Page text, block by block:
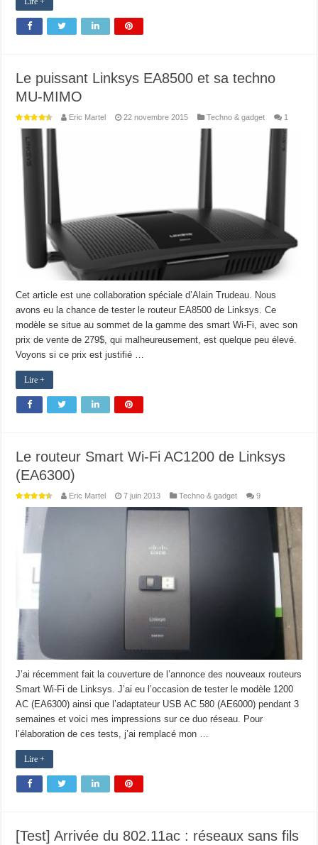
Le puissant Linksys EA8500 et sa techno
MU-MIMO
Eric Martel 22 novembre 2015 Techno & gadget 1
Cet article est une collaboration spéciale d’Alain Trudeau. Nous
avons eu la chance de tester le routeur EA8500 de Linksys. Ce
modèle se situe au sommet de la gamme des smart Wi-Fi, avec son
prix de vente de 279$, qui malheureusement, est quelque peu élevé.
Voyons si ce prix est justifié …
Lire +
Le routeur Smart Wi-Fi AC1200 de Linksys
(EA6300)
Eric Martel 7 juin 2013 Techno & gadget 9
J’ai récemment fait la couverture de l’annonce des nouveaux routeurs
Smart Wi-Fi de Linksys. J’ai eu l’occasion de tester le modèle 1200
AC (EA6300) ainsi que l’adaptateur USB AC 580 (AE6000) pendant 3
semaines et voici mes impressions sur ce duo réseau. Pour
l’élaboration de ces tests, j’ai remplacé mon …
Lire +
[Test] Arrivée du 802.11ac : réseaux sans fils